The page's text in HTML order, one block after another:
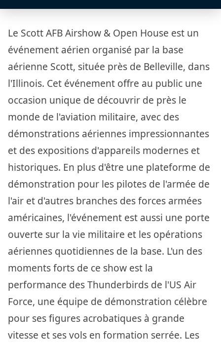
Le Scott AFB Airshow & Open House est un
événement aérien organisé par la base
aérienne Scott, située près de Belleville, dans
l'Illinois. Cet événement offre au public une
occasion unique de découvrir de près le
monde de l'aviation militaire, avec des
démonstrations aériennes impressionnantes
et des expositions d'appareils modernes et
historiques. En plus d'être une plateforme de
démonstration pour les pilotes de l'armée de
l'air et d'autres branches des forces armées
américaines, l'événement est aussi une porte
ouverte sur la vie militaire et les opérations
aériennes quotidiennes de la base. L'un des
moments forts de ce show est la
performance des Thunderbirds de l'US Air
Force, une équipe de démonstration célèbre
pour ses figures acrobatiques à grande
vitesse et ses vols en formation serrée. Les